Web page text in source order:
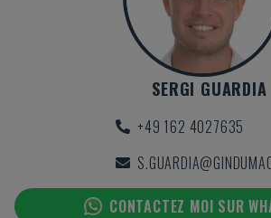
SERGI GUARDIA
+49 162 4027635
CONTACTEZ MOI SUR